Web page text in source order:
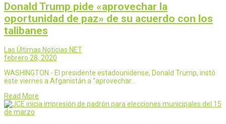
Donald Trump pide «aprovechar la
oportunidad de paz» de su acuerdo con los
talibanes
Las Últimas Noticias NET
febrero 28, 2020
WASHINGTON.- El presidente estadounidense, Donald Trump, instó
este viernes a Afganistán a “aprovechar…
Read More